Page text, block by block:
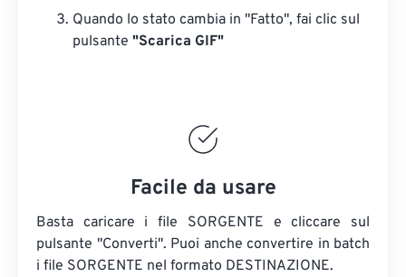
Quando lo stato cambia in "Fatto", fai clic sul
pulsante "Scarica GIF"
Facile da usare
Basta caricare i file SORGENTE e cliccare sul
pulsante "Converti". Puoi anche convertire in batch
i file SORGENTE nel formato DESTINAZIONE.